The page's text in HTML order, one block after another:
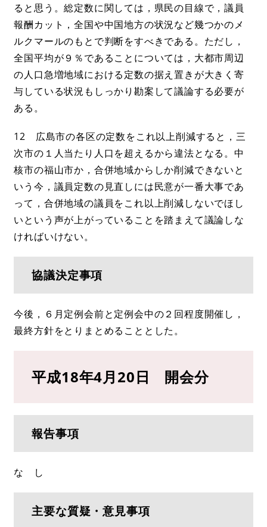
ると思う。総定数に関しては，県民の目線で，議員
報酬カット，全国や中国地方の状況など幾つかのメ
ルクマールのもとで判断をすべきである。ただし，
全国平均が９％であることについては，大都市周辺
の人口急増地域における定数の据え置きが大きく寄
与している状況もしっかり勘案して議論する必要が
ある。
12 広島市の各区の定数をこれ以上削減すると，三
次市の１人当たり人口を超えるから違法となる。中
核市の福山市か，合併地域からしか削減できないと
いう今，議員定数の見直しには民意が一番大事であ
って，合併地域の議員をこれ以上削減しないでほし
いという声が上がっていることを踏まえて議論しな
ければいけない。
協議決定事項
今後，６月定例会前と定例会中の２回程度開催し，
最終方針をとりまとめることとした。
平成18年4月20日 開会分
報告事項
な し
主要な質疑・意見事項